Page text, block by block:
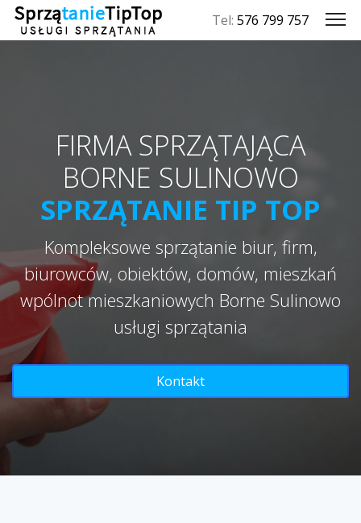
Tel: 576 799 757
FIRMA SPRZĄTAJĄCA
BORNE SULINOWO
SPRZĄTANIE TIP TOP
Kompleksowe sprzątanie biur, firm,
biurowców, obiektów, domów, mieszkań
wpólnot mieszkaniowych Borne Sulinowo
usługi sprzątania
Kontakt